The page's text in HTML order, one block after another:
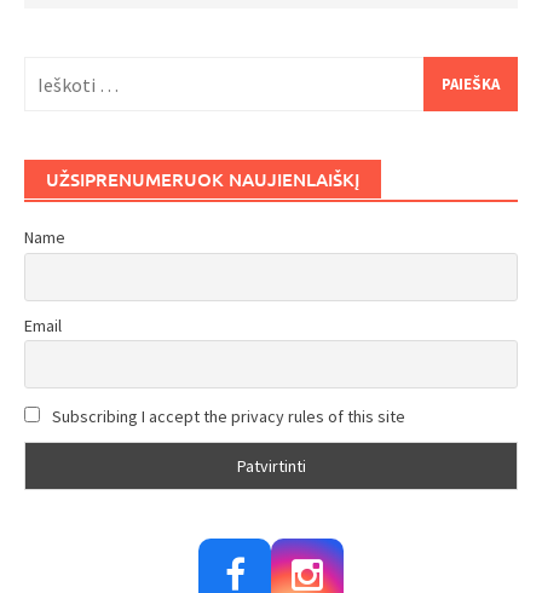
UŽSIPRENUMERUOK NAUJIENLAIŠKĮ
Name
Email
Subscribing I accept the privacy rules of this site